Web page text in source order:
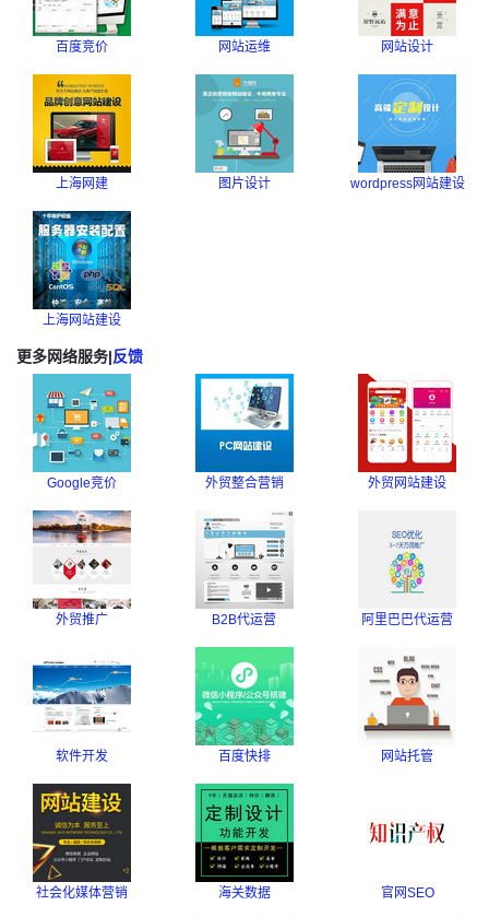
百度竞价 网站运维 网站设计
上海网建 图片设计 wordpress网站建设
上海网站建设
更多网络服务|反馈
Google竞价 外贸整合营销 外贸网站建设
外贸推广 B2B代运营 阿里巴巴代运营
软件开发 百度快排 网站托管
社会化媒体营销 海关数据 官网SEO